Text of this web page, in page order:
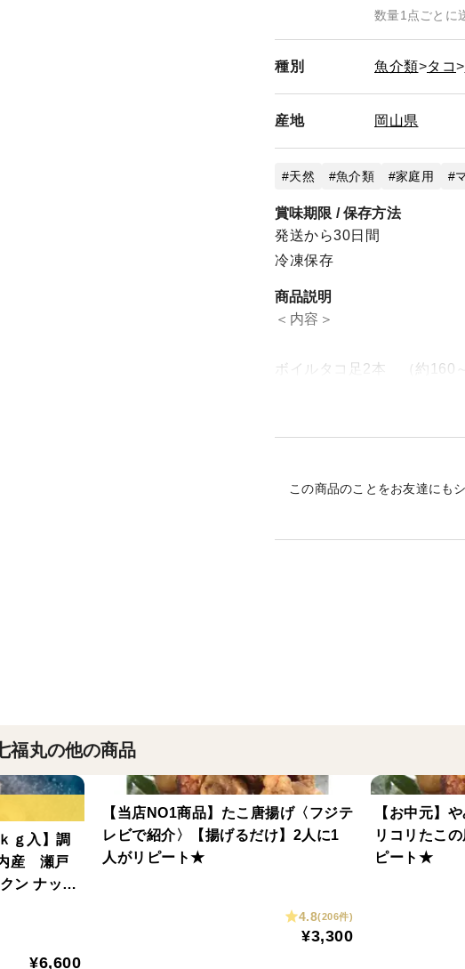
数量1点ごとに
種別 魚介類 タコ
産地 岡山県
天然 魚介類 家庭用
賞味期限 / 保存方法
発送から30日間
冷凍保存
商品説明
＜内容＞
ボイルタコ足2本 （約160
タコ壺で大切に獲ったもの
捕獲後の迅速な処理と恵ま
そのままスライスしてお刺
カットしてお子さんとたこ
アヒージョやたこ飯、色々
＜保存方法＞
この商品のことをお友達にも
福丸の他の商品
ｇ入】調
ン ナッコ
¥6,600
【当店NO1商品】たこ唐揚げ〈フジテ
レビで紹介〉【揚げるだけ】2人に1
人がリピート★
4.8(206件)
¥3,300
【お中元】
リコリたこ
ピート★